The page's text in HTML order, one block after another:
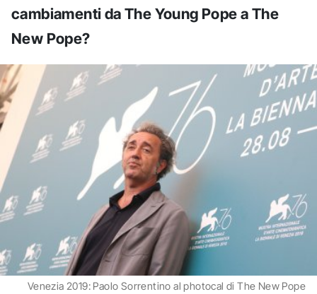
cambiamenti da The Young Pope a The
New Pope?
Venezia 2019: Paolo Sorrentino al photocal di The New Pope